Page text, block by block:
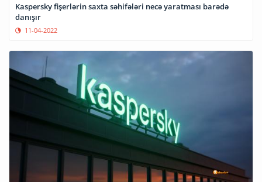
Kaspersky fişerlərin saxta səhifələri necə yaratması barədə
danışır
11-04-2022